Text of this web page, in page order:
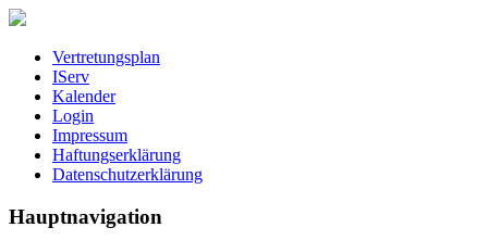
Vertretungsplan
IServ
Kalender
Login
Impressum
Haftungserklärung
Datenschutzerklärung
Hauptnavigation